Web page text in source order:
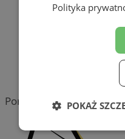
Portal należy do sieci
Polityka
POKAŻ
Niezbędne